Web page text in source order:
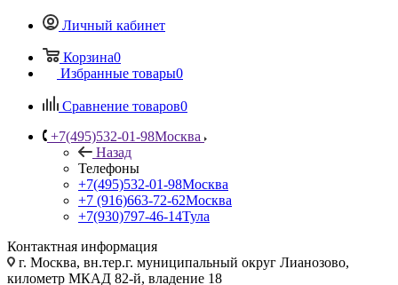
Личный кабинет
Корзина0
Избранные товары0
Сравнение товаров0
+7(495)532-01-98Москва
Назад
Телефоны
+7(495)532-01-98Москва
+7 (916)663-72-62Москва
+7(930)797-46-14Тула
Контактная информация
г. Москва, вн.тер.г. муниципальный округ Лианозово,
километр МКАД 82-й, владение 18